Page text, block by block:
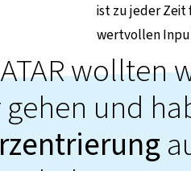
ist zu jeder Zeit
wertvollen
und